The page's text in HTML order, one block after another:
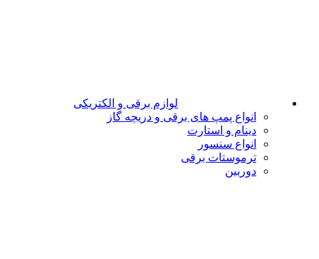
لوازم برقی و الکتریکی
انواع پمپ های برقی و دریچه گاز
دینام و استارت
انواع سنسور
ترموستات برقی
دوربین